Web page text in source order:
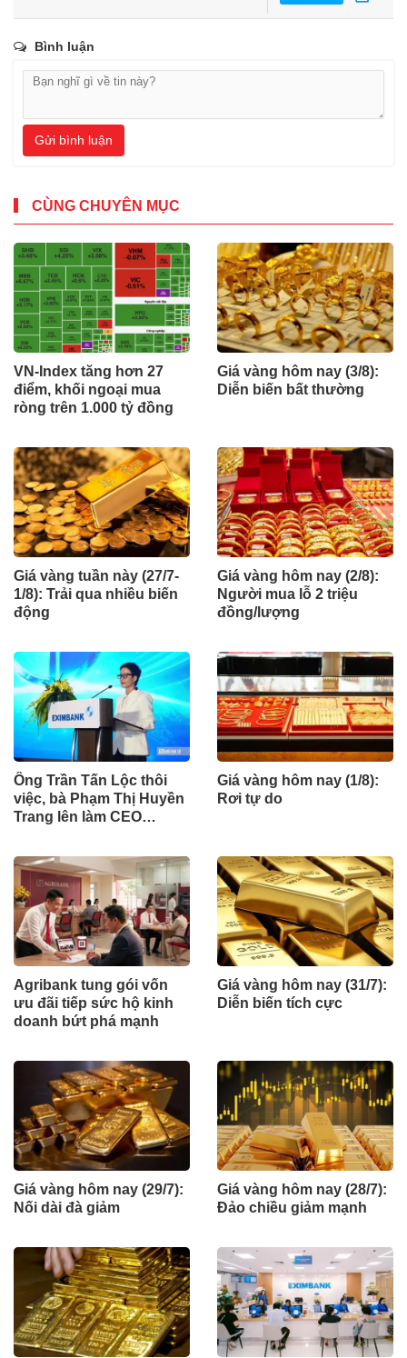
Bình luận
Gửi bình luận
CÙNG CHUYÊN MỤC
VN-Index tăng hơn 27
điểm, khối ngoại mua
ròng trên 1.000 tỷ đồng
Giá vàng hôm nay (3/8):
Diễn biến bất thường
Giá vàng tuần này (27/7-
1/8): Trải qua nhiều biến
động
Giá vàng hôm nay (2/8):
Người mua lỗ 2 triệu
đồng/lượng
Ông Trần Tấn Lộc thôi
việc, bà Phạm Thị Huyền
Trang lên làm CEO
Giá vàng hôm nay (1/8):
Rơi tự do
Agribank tung gói vốn
ưu đãi tiếp sức hộ kinh
doanh bứt phá mạnh
Giá vàng hôm nay (31/7):
Diễn biến tích cực
Giá vàng hôm nay (29/7):
Nối dài đà giảm
Giá vàng hôm nay (28/7):
Đảo chiều giảm mạnh